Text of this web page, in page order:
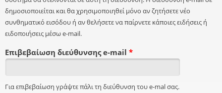
δημοσιοποιείται και θα χρησιμοποιηθεί μόνο αν ζητήσετε νέο
συνθηματικό εισόδου ή αν θελήσετε να παίρνετε κάποιες ειδήσεις ή
ειδοποιήσεις μέσω e-mail.
Επιβεβαίωση διεύθυνσης e-mail *
Για επιβεβαίωση γράψτε πάλι τη διεύθυνση του e-mal σας.